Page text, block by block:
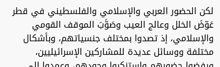
لكن الحضور العربي والإسلامي والفلسطيني في قطر
عَوّضَ الخلل وعالج العيب وصَوَّبَ الموقف القومي
والإسلامي، إذ تصدوا بمختلف جنسياتهم، وبأشكال
مختلفة ووسائل عديدة للمشاركين الإسرائيليين،